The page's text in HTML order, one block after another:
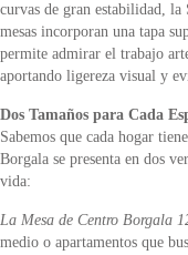
curvas de gran estabilidad,
mesas incorporan una tapa
permite admirar el trabajo
aportando ligereza visual y
Dos Tamaños para Cada
Sabemos que cada hogar
Borgala se presenta en dos
vida:
La Mesa de Centro Borgala
medio o apartamentos que